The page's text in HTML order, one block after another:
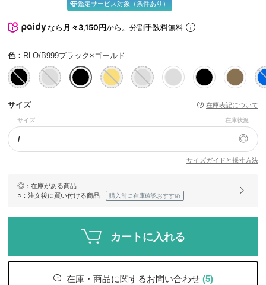
鑑定サービス対象（条件あり）
なら 月々3,150円から。分割手数料無料
色： RLO/B999ブラック×ゴールド
サイズ 在庫表記について
サイズ 在庫状況
/ ◎
サイズガイドと採寸方法
◎ ：在庫がある商品
○ ：注文後に買い付ける商品 購入前に在庫確認おすすめ
カートに入れる
在庫・商品に関するお問い合わせ (5)